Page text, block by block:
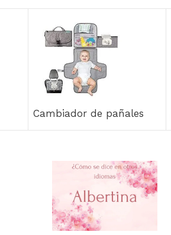
Cambiador de pañales